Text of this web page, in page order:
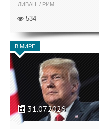
ЛИВАН РИМ
534
В МИРЕ
31.07.2026